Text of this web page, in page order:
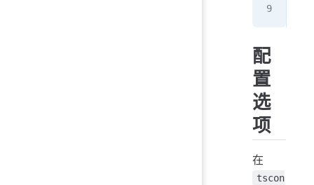
配
置
选
项
在
tscon